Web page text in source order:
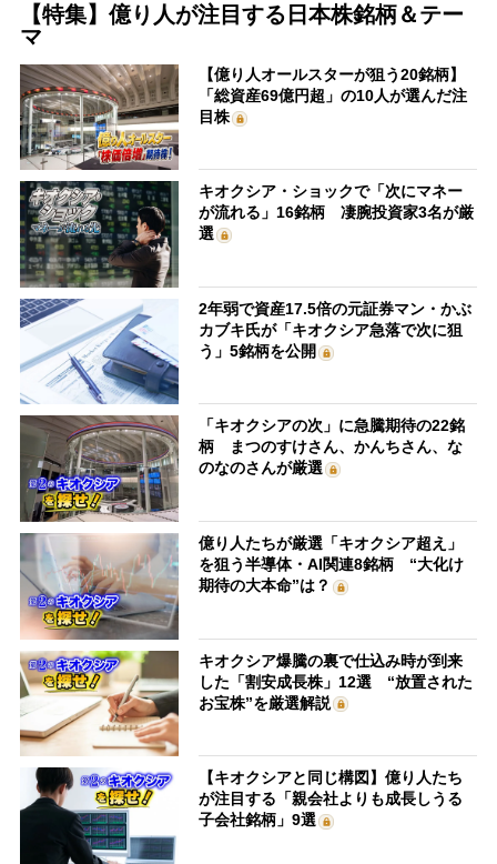
【特集】億り人が注目する日本株銘柄＆テー
マ
【億り人オールスターが狙う20銘柄】
「総資産69億円超」の10人が選んだ注
目株
キオクシア・ショックで「次にマネー
が流れる」16銘柄 凄腕投資家3名が厳
選
2年弱で資産17.5倍の元証券マン・かぶ
カブキ氏が「キオクシア急落で次に狙
う」5銘柄を公開
「キオクシアの次」に急騰期待の22銘
柄 まつのすけさん、かんちさん、な
のなのさんが厳選
億り人たちが厳選「キオクシア超え」
を狙う半導体・AI関連8銘柄 “大化け
期待の大本命”は？
キオクシア爆騰の裏で仕込み時が到来
した「割安成長株」12選 “放置された
お宝株”を厳選解説
【キオクシアと同じ構図】億り人たち
が注目する「親会社よりも成長しうる
子会社銘柄」9選